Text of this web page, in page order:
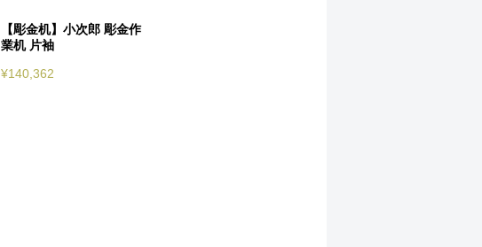
【彫金机】小次郎 彫金作
業机 片袖
¥140,362